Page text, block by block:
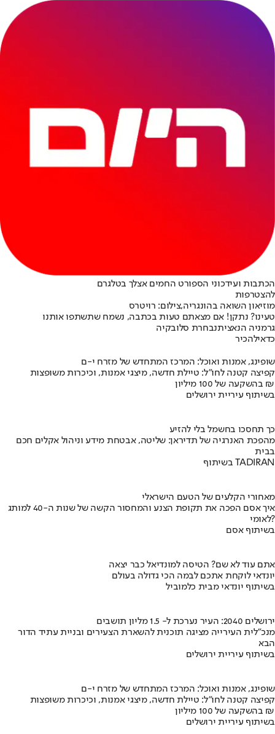
הכתבות ועידכוני הספורט החמים אצלך בטלגרם
להצטרפות
מוזיאון השואה בהונגריה,צילום: רויטרס
טעינו? נתקן! אם מצאתם טעות בכתבה, נשמח שתשתפו אותנו
גרמניה הנאציתנבחרת סלובקיה
כדאילהכיר
שופינג, אמנות ואוכל: המרכז המתחדש של מזרח י-ם
קפיצה קטנה לחו"ל: טיילת חדשה, מיצגי אמנות, וכיכרות משופצות
בהשקעה של 100 מיליון ₪
בשיתוף עיריית ירושלים
כך תחסכו בחשמל בלי להזיע
מהפכת האנרגיה של תדיראן: שליטה, אבטחת מידע וניהול אקלים חכם
בבית
בשיתוף TADIRAN
מאחורי הקלעים של הטעם הישראלי
איך אסם הפכה את תקופת הצנע והמחסור הקשה של שנות ה-40 למותג
לאומי?
בשיתוף אסם
אתם עוד לא שם? הטיסה למונדיאל כבר יצאה
יונדאי לוקחת אתכם לבמה הכי גדולה בעולם
בשיתוף יונדאי מבית כלמוביל
ירושלים 2040: העיר נערכת ל- 1.5 מליון תושבים
מנכ"לית העירייה מציגה תוכנית להשארת הצעירים ובניית עתיד הדור
הבא
בשיתוף עיריית ירושלים
שופינג, אמנות ואוכל: המרכז המתחדש של מזרח י-ם
קפיצה קטנה לחו"ל: טיילת חדשה, מיצגי אמנות, וכיכרות משופצות
בהשקעה של 100 מיליון ₪
בשיתוף עיריית ירושלים